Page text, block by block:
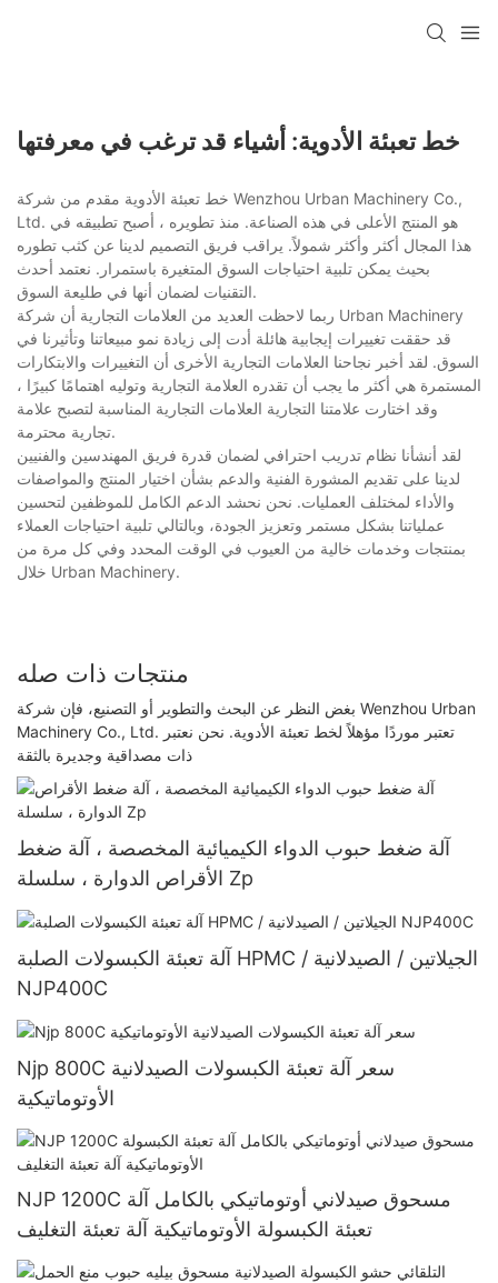
خط تعبئة الأدوية: أشياء قد ترغب في معرفتها
خط تعبئة الأدوية مقدم من شركة Wenzhou Urban Machinery Co.,
Ltd. هو المنتج الأعلى في هذه الصناعة. منذ تطويره ، أصبح تطبيقه في
هذا المجال أكثر وأكثر شمولاً. يراقب فريق التصميم لدينا عن كثب تطوره
بحيث يمكن تلبية احتياجات السوق المتغيرة باستمرار. نعتمد أحدث
التقنيات لضمان أنها في طليعة السوق.
ربما لاحظت العديد من العلامات التجارية أن شركة Urban Machinery
قد حققت تغييرات إيجابية هائلة أدت إلى زيادة نمو مبيعاتنا وتأثيرنا في
السوق. لقد أخبر نجاحنا العلامات التجارية الأخرى أن التغييرات والابتكارات
المستمرة هي أكثر ما يجب أن تقدره العلامة التجارية وتوليه اهتمامًا كبيرًا ،
وقد اختارت علامتنا التجارية العلامات التجارية المناسبة لتصبح علامة
تجارية محترمة.
لقد أنشأنا نظام تدريب احترافي لضمان قدرة فريق المهندسين والفنيين
لدينا على تقديم المشورة الفنية والدعم بشأن اختيار المنتج والمواصفات
والأداء لمختلف العمليات. نحن نحشد الدعم الكامل للموظفين لتحسين
عملياتنا بشكل مستمر وتعزيز الجودة، وبالتالي تلبية احتياجات العملاء
بمنتجات وخدمات خالية من العيوب في الوقت المحدد وفي كل مرة من
خلال Urban Machinery.
منتجات ذات صله
بغض النظر عن البحث والتطوير أو التصنيع، فإن شركة Wenzhou Urban
Machinery Co., Ltd. تعتبر موردًا مؤهلاً لخط تعبئة الأدوية. نحن نعتبر
ذات مصداقية وجديرة بالثقة
آلة ضغط حبوب الدواء الكيميائية المخصصة ، آلة ضغط
الأقراص الدوارة ، سلسلة Zp
آلة تعبئة الكبسولات الصلبة HPMC / الجيلاتين / الصيدلانية
NJP400C
Njp 800C سعر آلة تعبئة الكبسولات الصيدلانية
الأوتوماتيكية
NJP 1200C مسحوق صيدلاني أوتوماتيكي بالكامل آلة
تعبئة الكبسولة الأوتوماتيكية آلة تعبئة التغليف